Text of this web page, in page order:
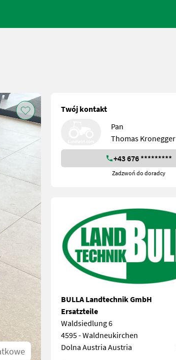
Twój kontakt
Pan
Thomas Kronegger
+43 676 *********
Zadzwoń do doradcy
BULLA Landtechnik GmbH
Ersatzteile
Waldsiedlung 6
4595 - Waldneukirchen
Dolna Austria Austria